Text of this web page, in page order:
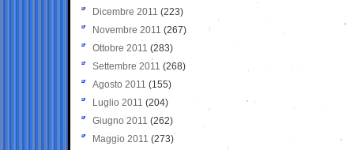
Dicembre 2011 (223)
Novembre 2011 (267)
Ottobre 2011 (283)
Settembre 2011 (268)
Agosto 2011 (155)
Luglio 2011 (204)
Giugno 2011 (262)
Maggio 2011 (273)